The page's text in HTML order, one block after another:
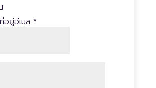
อยู่อีเมล *ต้องการ